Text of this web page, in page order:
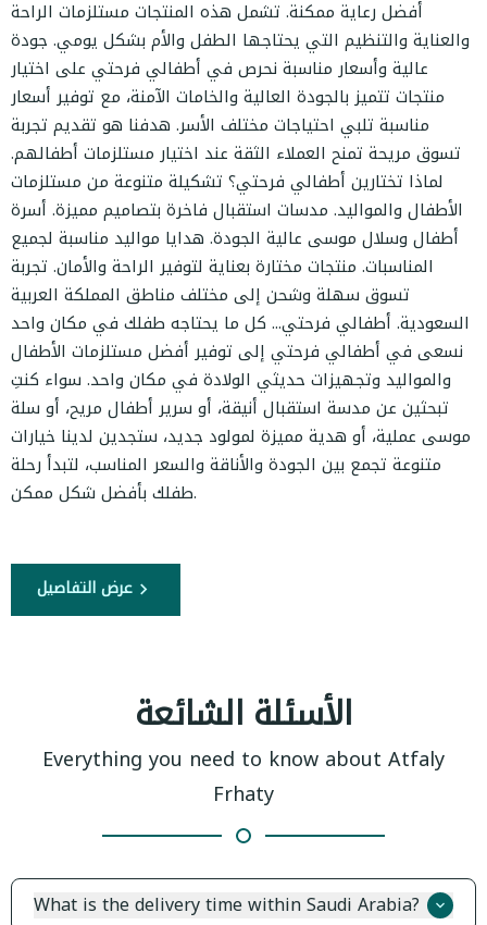
أفضل رعاية ممكنة. تشمل هذه المنتجات مستلزمات الراحة
والعناية والتنظيم التي يحتاجها الطفل والأم بشكل يومي. جودة
عالية وأسعار مناسبة نحرص في أطفالي فرحتي على اختيار
منتجات تتميز بالجودة العالية والخامات الآمنة، مع توفير أسعار
مناسبة تلبي احتياجات مختلف الأسر. هدفنا هو تقديم تجربة
تسوق مريحة تمنح العملاء الثقة عند اختيار مستلزمات أطفالهم.
لماذا تختارين أطفالي فرحتي؟ تشكيلة متنوعة من مستلزمات
الأطفال والمواليد. مدسات استقبال فاخرة بتصاميم مميزة. أسرة
أطفال وسلال موسى عالية الجودة. هدايا مواليد مناسبة لجميع
المناسبات. منتجات مختارة بعناية لتوفير الراحة والأمان. تجربة
تسوق سهلة وشحن إلى مختلف مناطق المملكة العربية
السعودية. أطفالي فرحتي... كل ما يحتاجه طفلك في مكان واحد
نسعى في أطفالي فرحتي إلى توفير أفضل مستلزمات الأطفال
والمواليد وتجهيزات حديثي الولادة في مكان واحد. سواء كنتِ
تبحثين عن مدسة استقبال أنيقة، أو سرير أطفال مريح، أو سلة
موسى عملية، أو هدية مميزة لمولود جديد، ستجدين لدينا خيارات
متنوعة تجمع بين الجودة والأناقة والسعر المناسب، لتبدأ رحلة
طفلك بأفضل شكل ممكن.
عرض التفاصيل
الأسئلة الشائعة
Everything you need to know about Atfaly
Frhaty
What is the delivery time within Saudi Arabia?